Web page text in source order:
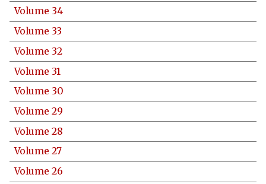
Volume 34
Volume 33
Volume 32
Volume 31
Volume 30
Volume 29
Volume 28
Volume 27
Volume 26